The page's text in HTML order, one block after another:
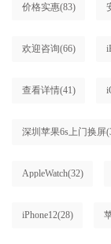
价格实惠(83)
欢迎咨询(66)
查看详情(41)
深圳苹果6s上门换屏
AppleWatch(32)
iPhone12(28)